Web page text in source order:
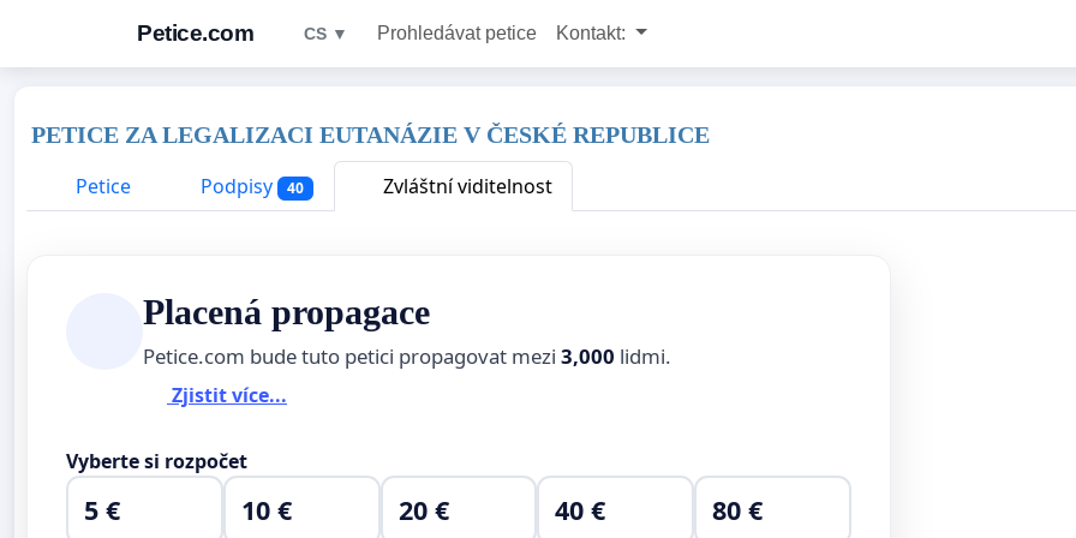
Petice.com CS ▼ Prohledávat petice Kontakt:
PETICE ZA LEGALIZACI EUTANÁZIE V ČESKÉ REPUBLICE
Petice
Podpisy 40 Zvláštní viditelnost
Placená propagace
Petice.com bude tuto petici propagovat mezi 3,000 lidmi.
Zjistit více...
Vyberte si rozpočet
5 € 10 € 20 € 40 € 80 €